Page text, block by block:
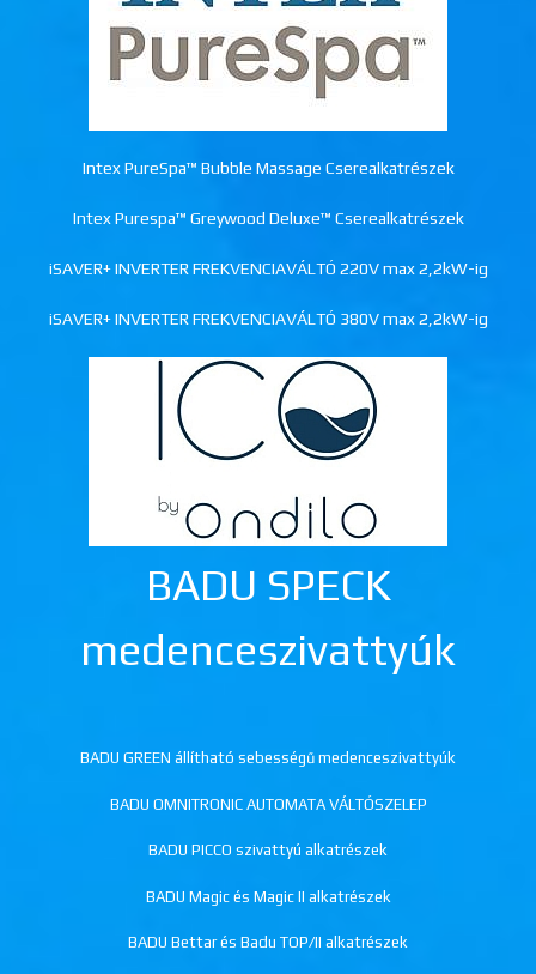
Intex PureSpa™ Bubble Massage Cserealkatrészek
Intex Purespa™ Greywood Deluxe™ Cserealkatrészek
iSAVER+ INVERTER FREKVENCIAVÁLTÓ 220V max 2,2kW-ig
iSAVER+ INVERTER FREKVENCIAVÁLTÓ 380V max 2,2kW-ig
BADU SPECK
medenceszivattyúk
BADU GREEN állítható sebességű medenceszivattyúk
BADU OMNITRONIC AUTOMATA VÁLTÓSZELEP
BADU PICCO szivattyú alkatrészek
BADU Magic és Magic II alkatrészek
BADU Bettar és Badu TOP/II alkatrészek